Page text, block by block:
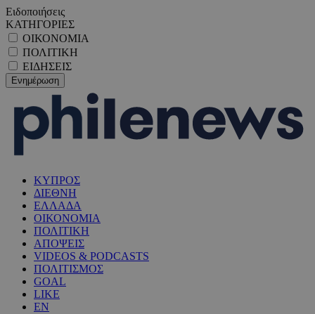
Ειδοποιήσεις
ΚΑΤΗΓΟΡΙΕΣ
ΟΙΚΟΝΟΜΙΑ
ΠΟΛΙΤΙΚΗ
ΕΙΔΗΣΕΙΣ
ΚΥΠΡΟΣ
ΔΙΕΘΝΗ
ΕΛΛΑΔΑ
ΟΙΚΟΝΟΜΙΑ
ΠΟΛΙΤΙΚΗ
ΑΠΟΨΕΙΣ
VIDEOS & PODCASTS
ΠΟΛΙΤΙΣΜΟΣ
GOAL
LIKE
EN